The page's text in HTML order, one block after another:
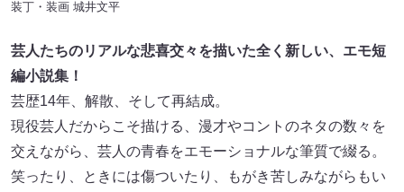
装丁・装画 城井⽂平
芸⼈たちのリアルな悲喜交々を描いた全く新しい、エモ短
編⼩説集！
芸歴14年、解散、そして再結成。
現役芸⼈だからこそ描ける、漫才やコントのネタの数々を
交えながら、芸⼈の⻘春をエモーショナルな筆質で綴る。
笑ったり、ときには傷ついたり、もがき苦しみながらもい